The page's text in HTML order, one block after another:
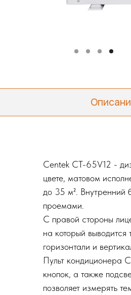
Centek CT-65V12 -
цвете, матовом
до 35 м². Внутренний
проемами.
С правой стороны
на который
горизонтали и
Пульт кондиционера
кнопок, а также
позволяет измерять